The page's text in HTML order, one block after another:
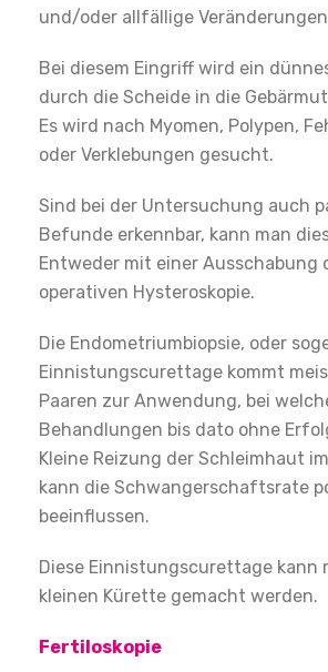
und/oder allfällige
Bei diesem Eingriff wird ein
durch die Scheide in die
Es wird nach Myomen, Polypen,
oder Verklebungen gesucht.
Sind bei der Untersuchung auch
Befunde erkennbar, kann man
Entweder mit einer Ausschabung
operativen Hysteroskopie.
Die Endometriumbiopsie, oder
Einnistungscurettage kommt
Paaren zur Anwendung, bei
Behandlungen bis dato ohne
Kleine Reizung der Schleimhaut
kann die Schwangerschaftsrate
beeinflussen.
Diese Einnistungscurettage kann
kleinen Kürette gemacht werden.
Fertiloskopie